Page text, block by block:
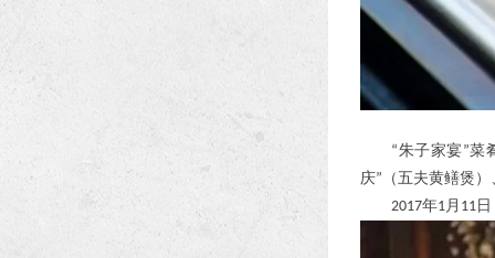
“朱子家宴”菜
庆” （五夫黄鳝煲）
2017年1月 11